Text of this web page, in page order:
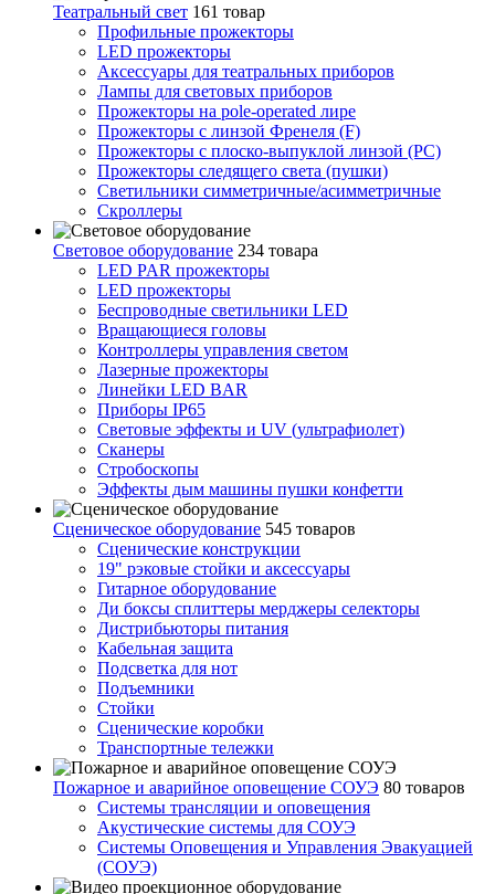
Театральный свет 161 товар
Профильные прожекторы
LED прожекторы
Аксессуары для театральных приборов
Лампы для световых приборов
Прожекторы на pole-operated лире
Прожекторы с линзой Френеля (F)
Прожекторы с плоско-выпуклой линзой (PC)
Прожекторы следящего света (пушки)
Светильники симметричные/асимметричные
Скроллеры
Световое оборудование 234 товара
LED PAR прожекторы
LED прожекторы
Беспроводные светильники LED
Вращающиеся головы
Контроллеры управления светом
Лазерные прожекторы
Линейки LED BAR
Приборы IP65
Световые эффекты и UV (ультрафиолет)
Сканеры
Стробоскопы
Эффекты дым машины пушки конфетти
Сценическое оборудование 545 товаров
Сценические конструкции
19" рэковые стойки и аксесcуары
Гитарное оборудование
Ди боксы сплиттеры мерджеры селекторы
Дистрибьюторы питания
Кабельная защита
Подсветка для нот
Подъемники
Стойки
Сценические коробки
Транспортные тележки
Пожарное и аварийное оповещение СОУЭ 80 товаров
Cистемы трансляции и оповещения
Акустические системы для СОУЭ
Системы Оповещения и Управления Эвакуацией
(СОУЭ)